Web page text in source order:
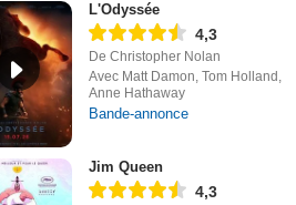
L'Odyssée
4,3
De Christopher Nolan
Avec Matt Damon, Tom Holland,
Anne Hathaway
Bande-annonce
Jim Queen
4,3